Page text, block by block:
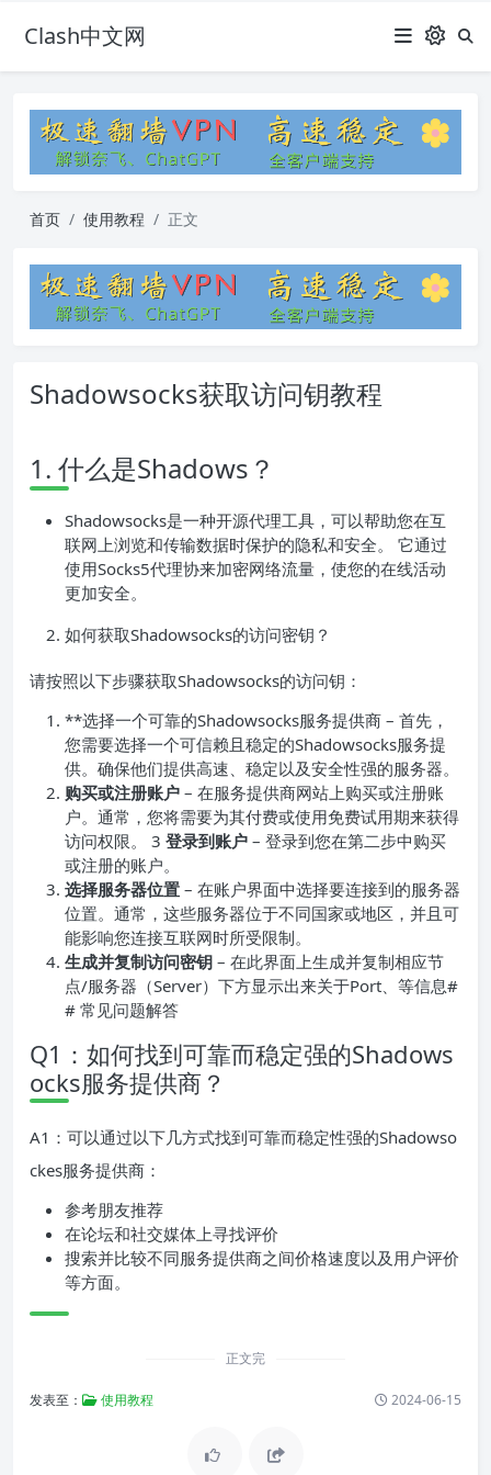
Clash中文网
首页 使用教程 正文
Shadowsocks获取访问钥教程
1. 什么是Shadows？
Shadowsocks是一种开源代理工具，可以帮助您在互
联网上浏览和传输数据时保护的隐私和安全。 它通过
使用Socks5代理协来加密网络流量，使您的在线活动
更加安全。
如何获取Shadowsocks的访问密钥？
请按照以下步骤获取Shadowsocks的访问钥：
**选择一个可靠的Shadowsocks服务提供商 – 首先，
您需要选择一个可信赖且稳定的Shadowsocks服务提
供。确保他们提供高速、稳定以及安全性强的服务器。
购买或注册账户 – 在服务提供商网站上购买或注册账
户。通常，您将需要为其付费或使用免费试用期来获得
访问权限。 3 登录到账户 – 登录到您在第二步中购买
或注册的账户。
选择服务器位置 – 在账户界面中选择要连接到的服务器
位置。通常，这些服务器位于不同国家或地区，并且可
能影响您连接互联网时所受限制。
生成并复制访问密钥 – 在此界面上生成并复制相应节
点/服务器（Server）下方显示出来关于Port、等信息#
# 常见问题解答
Q1：如何找到可靠而稳定强的Shadows
ocks服务提供商？
A1：可以通过以下几方式找到可靠而稳定性强的Shadowso
ckes服务提供商：
参考朋友推荐
在论坛和社交媒体上寻找评价
搜索并比较不同服务提供商之间价格速度以及用户评价
等方面。
正文完
发表至： 使用教程 2024-06-15